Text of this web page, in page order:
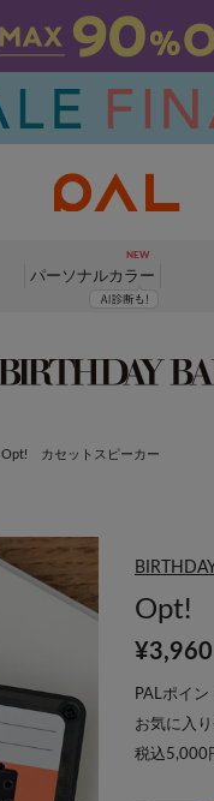
パーソナルカラー
Opt! カセットスピーカー
Opt!
¥3,960
PALポイン
お気に入
税込5,000